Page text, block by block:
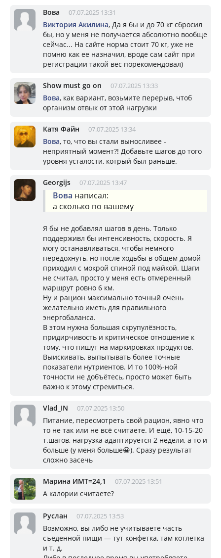
Вова 07.07.2025 13:31
Виктория Акилина, Да я бы и до 70 кг сбросил
бы, но у меня не получается абсолютно вообще
сейчас... На сайте норма стоит 70 кг, уже не
помню как ее назначил, вроде сам сайт при
регистрации такой вес порекомендовал)
Show must go on 07.07.2025 13:33
Вова, как вариант, возьмите перерыв, чтоб
организм отвык от этой нагрузки
Катя Файн 07.07.2025 13:34
Вова, то, что вы стали выносливее -
неприятный момент?! Добавьте шагов до того
уровня усталости, котрый был раньше.
Georgijs 07.07.2025 13:47
Вова написал:
а сколько по вашему
Я бы не добавлял шагов в день. Только
поддерживл бы интенсивность, скорость. Я
могу останавливаться, чтобы немного
передохнуть, но после ходьбы в общем домой
приходил с мокрой спиной под майкой. Шаги
не считал, просто у меня есть отмеренный
маршрут ровно 6 км.
Ну и рацион максимально точный очень
желательно иметь для правильного
энергобаланса.
В этом нужна большая скрупулёзность,
придирчивость и критическое отношение к
тому, что пишут на маркировках продуктов.
Выискивать, выпытывать более точные
показатели нутриентов. И то 100%-ной
точности не добъётесь, просто может быть
важно к этому стремиться.
Vlad_IN 07.07.2025 13:50
Питание, пересмотреть свой рацион, явно что
то не так или не всё считаете. И ещё, 10-15-20
т.шагов, нагрузка адаптируется 2 недели, а то и
больше (у меня больше😀). Сразу результат
сложно засечь
Марина ИМТ=24,1 07.07.2025 13:51
А калории считаете?
Руслан 07.07.2025 13:53
Возможно, вы либо не учитываете часть
съеденной пищи — тут конфетка, там котлетка
и т. д.